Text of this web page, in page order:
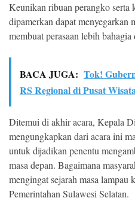
Keunikan ribuan perangko serta
dipamerkan dapat menyegarkan
membuat perasaan lebih
BACA JUGA: Tok!
RS Regional di Pusat
Ditemui di akhir acara, Kepala
mengungkapkan dari acara ini
untuk dijadikan penentu
masa depan. Bagaimana
mengingat sejarah masa lampau
Pemerintahan Sulawesi Selatan.